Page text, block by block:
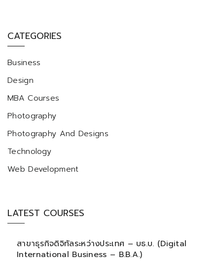
CATEGORIES
Business
Design
MBA Courses
Photography
Photography And Designs
Technology
Web Development
LATEST COURSES
สาขาธุรกิจดิจิทัลระหว่างประเทศ – บธ.บ. (Digital
International Business – B.B.A.)